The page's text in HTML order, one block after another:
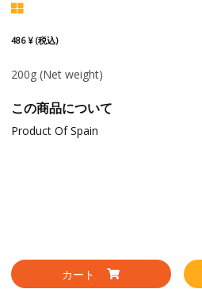
486 ¥ (税込)
200g (Net weight)
この商品について
Product Of Spain
カート